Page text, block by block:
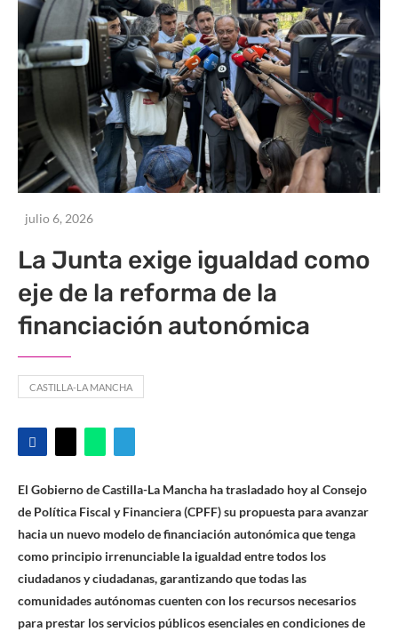
julio 6, 2026
La Junta exige igualdad como
eje de la reforma de la
financiación autonómica
CASTILLA-LA MANCHA
El Gobierno de Castilla-La Mancha ha trasladado hoy al Consejo
de Política Fiscal y Financiera (CPFF) su propuesta para avanzar
hacia un nuevo modelo de financiación autonómica que tenga
como principio irrenunciable la igualdad entre todos los
ciudadanos y ciudadanas, garantizando que todas las
comunidades autónomas cuenten con los recursos necesarios
para prestar los servicios públicos esenciales en condiciones de